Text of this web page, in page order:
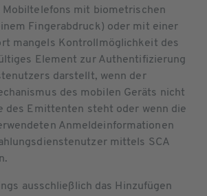
Mobiltelefons mit biometrischen
Fingerabdruck) oder mit einer
mangels Kontrollmöglichkeit des
Element zur Authentifizierung
darstellt, wenn der
des mobilen Geräts nicht
des Emittenten steht oder wenn die
Anmeldeinformationen
mittels SCA
ausschließlich das Hinzufügen